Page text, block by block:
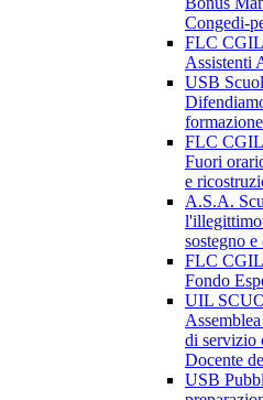
Congedi-
FLC
Assistenti
USB
FLC
Fuori
e
A.S.A.
sostegno
FLC
Fondo
UIL
di servizio
Docente
USB